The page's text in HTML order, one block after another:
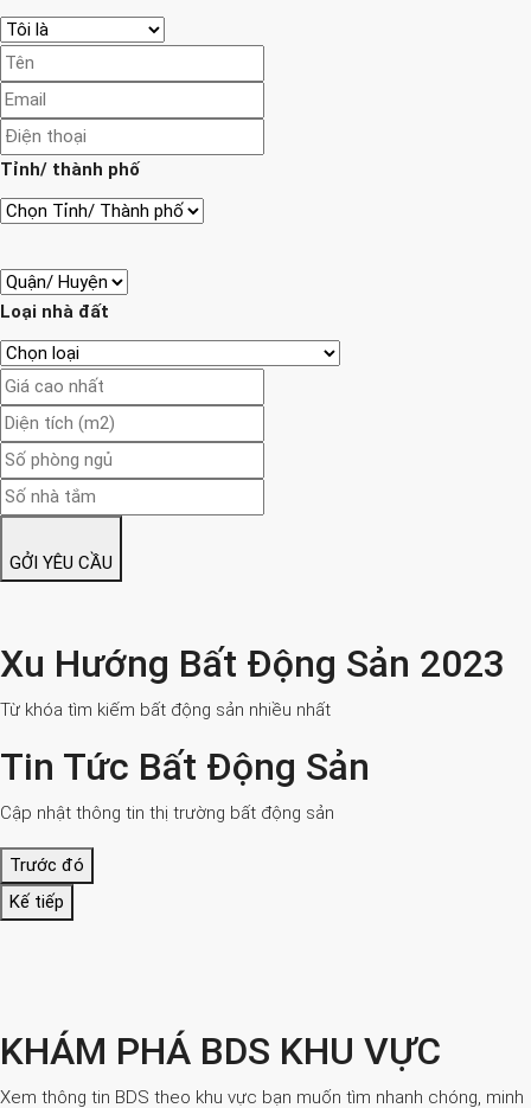
Tỉnh/ thành phố
Loại nhà đất
GỞI YÊU CẦU
Xu Hướng Bất Động Sản 2023
Từ khóa tìm kiếm bất động sản nhiều nhất
Tin Tức Bất Động Sản
Cập nhật thông tin thị trường bất động sản
Trước đó
Kế tiếp
KHÁM PHÁ BDS KHU VỰC
Xem thông tin BDS theo khu vực bạn muốn tìm nhanh chóng, minh